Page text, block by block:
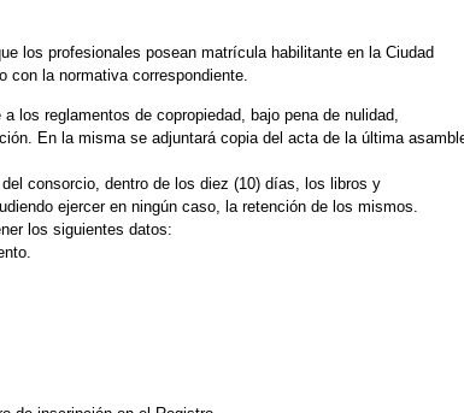
los profesionales posean matrícula habilitante en la Ciudad
con la normativa correspondiente.
los reglamentos de copropiedad, bajo pena de nulidad,
En la misma se adjuntará copia del acta de la última
consorcio, dentro de los diez (10) días, los libros y
ejercer en ningún caso, la retención de los mismos.
los siguientes datos: